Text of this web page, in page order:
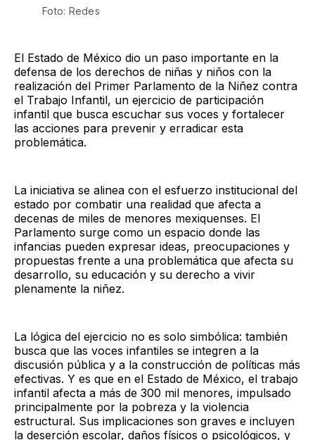
Foto: Redes
El Estado de México dio un paso importante en la
defensa de los derechos de niñas y niños con la
realización del Primer Parlamento de la Niñez contra
el Trabajo Infantil, un ejercicio de participación
infantil que busca escuchar sus voces y fortalecer
las acciones para prevenir y erradicar esta
problemática.
La iniciativa se alinea con el esfuerzo institucional del
estado por combatir una realidad que afecta a
decenas de miles de menores mexiquenses. El
Parlamento surge como un espacio donde las
infancias pueden expresar ideas, preocupaciones y
propuestas frente a una problemática que afecta su
desarrollo, su educación y su derecho a vivir
plenamente la niñez.
La lógica del ejercicio no es solo simbólica: también
busca que las voces infantiles se integren a la
discusión pública y a la construcción de políticas más
efectivas. Y es que en el Estado de México, el trabajo
infantil afecta a más de 300 mil menores, impulsado
principalmente por la pobreza y la violencia
estructural. Sus implicaciones son graves e incluyen
la deserción escolar, daños físicos o psicológicos, y